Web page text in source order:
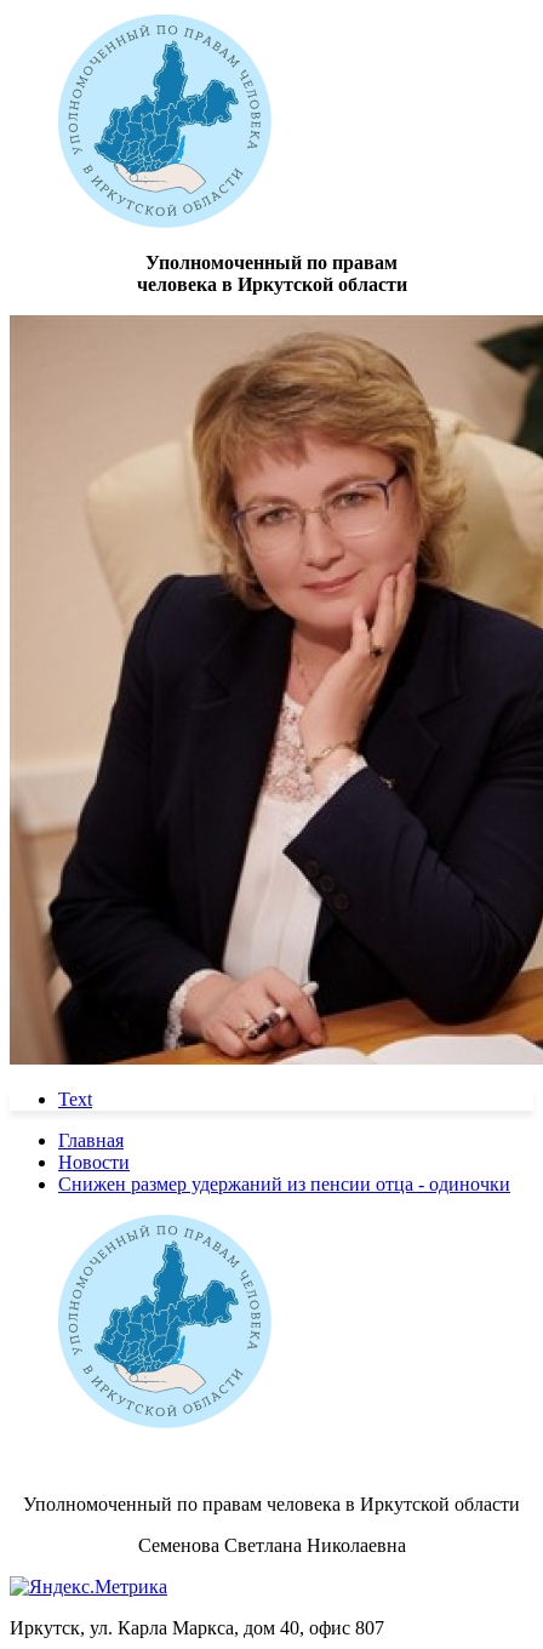
Уполномоченный по правам
человека в Иркутской области
Text
Главная
Новости
Снижен размер удержаний из пенсии отца - одиночки
Уполномоченный по правам человека в Иркутской области
Семенова Светлана Николаевна
Иркутск, ул. Карла Маркса, дом 40, офис 807